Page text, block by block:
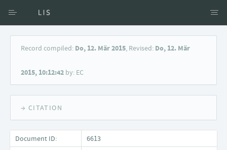
Access via Author
Keyword Search
Record compiled: Do, 12. Mär 2015, Revised: Do, 12. Mär
2015, 10:12:42 by: EC
→ CITATION
Document ID:
6613